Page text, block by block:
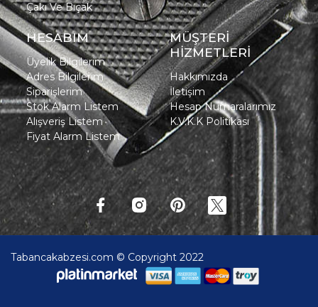
Çakı Ve Bıçak
HESABIM
Üyelik Bilgilerim
Adres Bilgilerim
Siparişlerim
Stok Alarm Listem
Alışveriş Listem
Fiyat Alarm Listem
MÜŞTERİ
HİZMETLERİ
Hakkımızda
İletişim
Hesap Numaralarımız
K.V.K.K Politikası
Tabancakabzesi.com © Copyright 2022